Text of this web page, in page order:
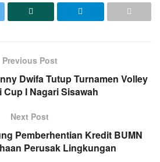
Previous Post
Dwifa Tutup Turnamen Volley
Cup I Nagari Sisawah
Next Post
Pemberhentian Kredit BUMN
Perusak Lingkungan